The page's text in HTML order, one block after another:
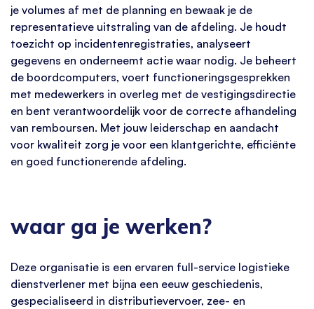
je volumes af met de planning en bewaak je de
representatieve uitstraling van de afdeling. Je houdt
toezicht op incidentenregistraties, analyseert
gegevens en onderneemt actie waar nodig. Je beheert
de boordcomputers, voert functioneringsgesprekken
met medewerkers in overleg met de vestigingsdirectie
en bent verantwoordelijk voor de correcte afhandeling
van remboursen. Met jouw leiderschap en aandacht
voor kwaliteit zorg je voor een klantgerichte, efficiënte
en goed functionerende afdeling.
waar ga je werken?
Deze organisatie is een ervaren full-service logistieke
dienstverlener met bijna een eeuw geschiedenis,
gespecialiseerd in distributievervoer, zee- en